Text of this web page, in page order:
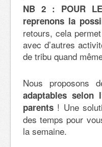
NB 2 : POUR LE
reprenons la
retours, cela
avec d’autres
de tribu quand
Nous proposons
adaptables
parents ! Une
des temps pour
la semaine.